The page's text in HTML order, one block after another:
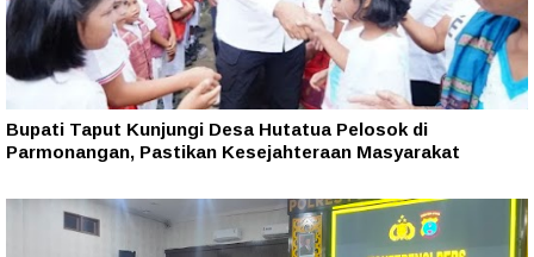
Bupati Taput Kunjungi Desa Hutatua Pelosok di
Parmonangan, Pastikan Kesejahteraan Masyarakat